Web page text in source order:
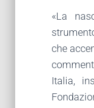
«La
che
Italia,